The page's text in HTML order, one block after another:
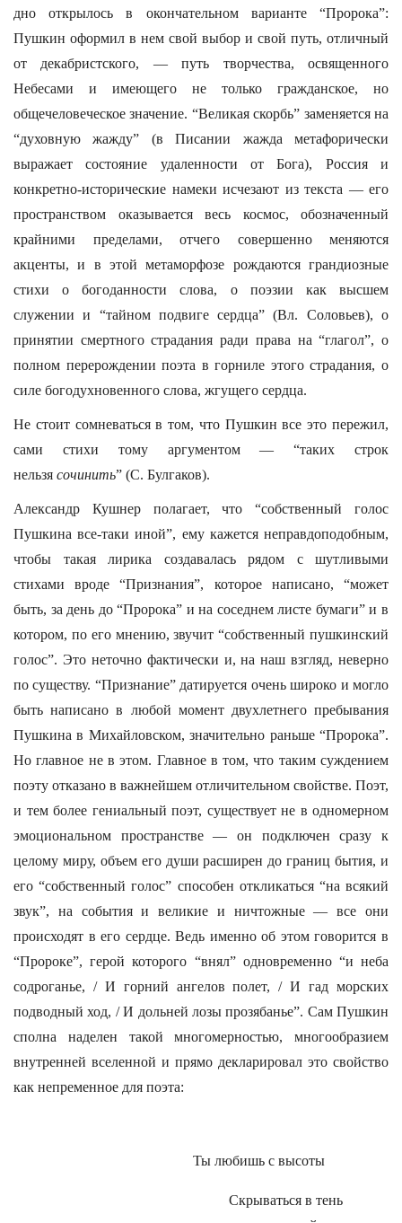
дно открылось в окончательном варианте “Пророка”:
Пушкин оформил в нем свой выбор и свой путь, отличный
от декабристского, — путь творчества, освященного
Небесами и имеющего не только гражданское, но
общечеловеческое значение. “Великая скорбь” заменяется на
“духовную жажду” (в Писании жажда метафорически
выражает состояние удаленности от Бога), Россия и
конкретно-исторические намеки исчезают из текста — его
пространством оказывается весь космос, обозначенный
крайними пределами, отчего совершенно меняются
акценты, и в этой метаморфозе рождаются грандиозные
стихи о богоданности слова, о поэзии как высшем
служении и “тайном подвиге сердца” (Вл. Соловьев), о
принятии смертного страдания ради права на “глагол”, о
полном перерождении поэта в горниле этого страдания, о
силе богодухновенного слова, жгущего сердца.
Не стоит сомневаться в том, что Пушкин все это пережил,
сами стихи тому аргументом — “таких строк
нельзя сочинить” (С. Булгаков).
Александр Кушнер полагает, что “собственный голос
Пушкина все-таки иной”, ему кажется неправдоподобным,
чтобы такая лирика создавалась рядом с шутливыми
стихами вроде “Признания”, которое написано, “может
быть, за день до “Пророка” и на соседнем листе бумаги” и в
котором, по его мнению, звучит “собственный пушкинский
голос”. Это неточно фактически и, на наш взгляд, неверно
по существу. “Признание” датируется очень широко и могло
быть написано в любой момент двухлетнего пребывания
Пушкина в Михайловском, значительно раньше “Пророка”.
Но главное не в этом. Главное в том, что таким суждением
поэту отказано в важнейшем отличительном свойстве. Поэт,
и тем более гениальный поэт, существует не в одномерном
эмоциональном пространстве — он подключен сразу к
целому миру, объем его души расширен до границ бытия, и
его “собственный голос” способен откликаться “на всякий
звук”, на события и великие и ничтожные — все они
происходят в его сердце. Ведь именно об этом говорится в
“Пророке”, герой которого “внял” одновременно “и неба
содроганье, / И горний ангелов полет, / И гад морских
подводный ход, / И дольней лозы прозябанье”. Сам Пушкин
сполна наделен такой многомерностью, многообразием
внутренней вселенной и прямо декларировал это свойство
как непременное для поэта:
Ты любишь с высоты
Скрываться в тень